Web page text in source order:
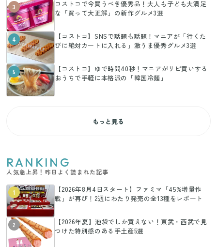
3
コストコで今買うべき優秀品！大人も子ども大満足
な「買って大正解」の新作グルメ3選
4
【コストコ】SNSで話題も話題！マニアが「行くた
びに絶対カートに入れる」激うま優秀グルメ3選
5
【コストコ】ゆで時間40秒！マニアがリピ買いする
おうちで手軽に本格派の「韓国冷麺」
もっと見る
RANKING
人気急上昇！昨日よく読まれた記事
1
【2026年8月4日スタート】ファミマ「45%増量作
戦」が再び！2週にわたり発売の全13種をレポート
2
【2026年夏】池袋でしか買えない！東武・西武で見
つけた特別感のある手土産5選